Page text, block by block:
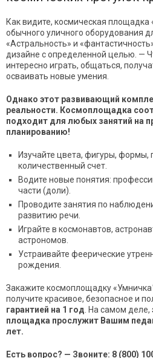
Как видите, космическая площадка
обычного уличного оборудования
«Астральность» и
дизайне с определенной целью. —
интересно играть, общаться,
осваивать новые умения.
Однако этот развивающий
реальности. Космоплощадка
подходит для любых занятий на
планированию!
Изучайте цвета, фигуры, формы,
количественный счет.
Водите новые понятия:
части (доли).
Проводите занятия по
развитию речи.
Играйте в космонавтов,
астрономов.
Устраивайте феерические
рождения.
Закажите космоплощадку
получите красивое, безопасное и
гарантией на 1 год . На самом деле,
площадка прослужит Вашим
лет.
Есть вопрос? — Звоните: 8 (800)